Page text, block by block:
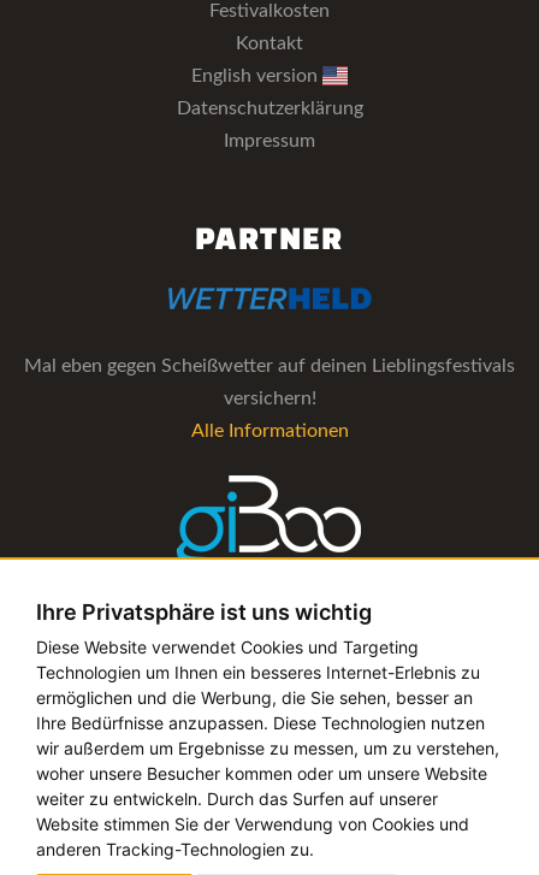
Ihre Privatsphäre ist uns wichtig
Diese Website verwendet Cookies und Targeting
Technologien um Ihnen ein besseres Internet-Erlebnis zu
ermöglichen und die Werbung, die Sie sehen, besser an
Ihre Bedürfnisse anzupassen. Diese Technologien nutzen
wir außerdem um Ergebnisse zu messen, um zu verstehen,
woher unsere Besucher kommen oder um unsere Website
weiter zu entwickeln. Durch das Surfen auf unserer
Website stimmen Sie der Verwendung von Cookies und
anderen Tracking-Technologien zu.
Festivalkosten
Kontakt
English version
Datenschutzerklärung
Impressum
PARTNER
Mal eben gegen Scheißwetter auf deinen Lieblingsfestivals
versichern!
Alle Informationen
Die Verwaltungs-Software für alle Künstler- und
Bookingagenturen
Alle Informationen
Copyright © 2019 - 2026 festival-alarm.com | ein